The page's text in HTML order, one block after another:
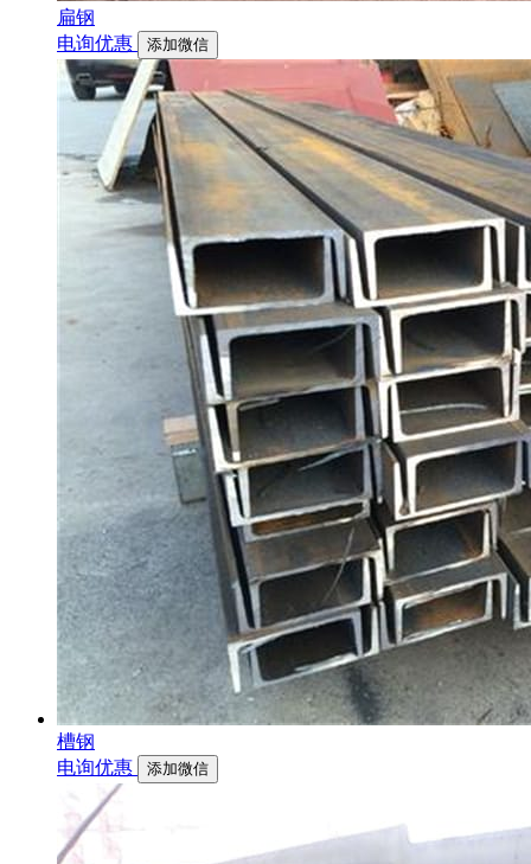
扁钢
电询优惠
添加微信
槽钢
电询优惠
添加微信